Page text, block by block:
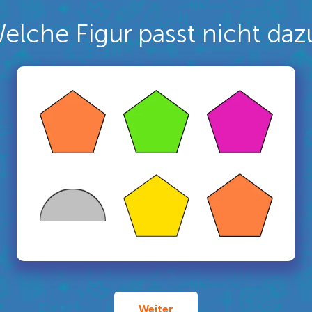
Figur passt nicht